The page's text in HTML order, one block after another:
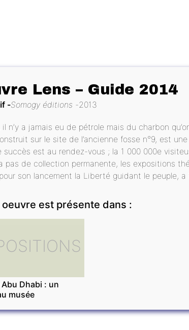
Lens – Guide 2014
Somogy éditions 2013
il n’y a jamais eu de pétrole mais du charbon
sur le site de l’ancienne fosse n°9, est
succès est au rendez-vous ; la 1 000 000e
pas de collection permanente, les expositions
son lancement la Liberté guidant le peuple,
est présente dans :
Dhabi : un
musée